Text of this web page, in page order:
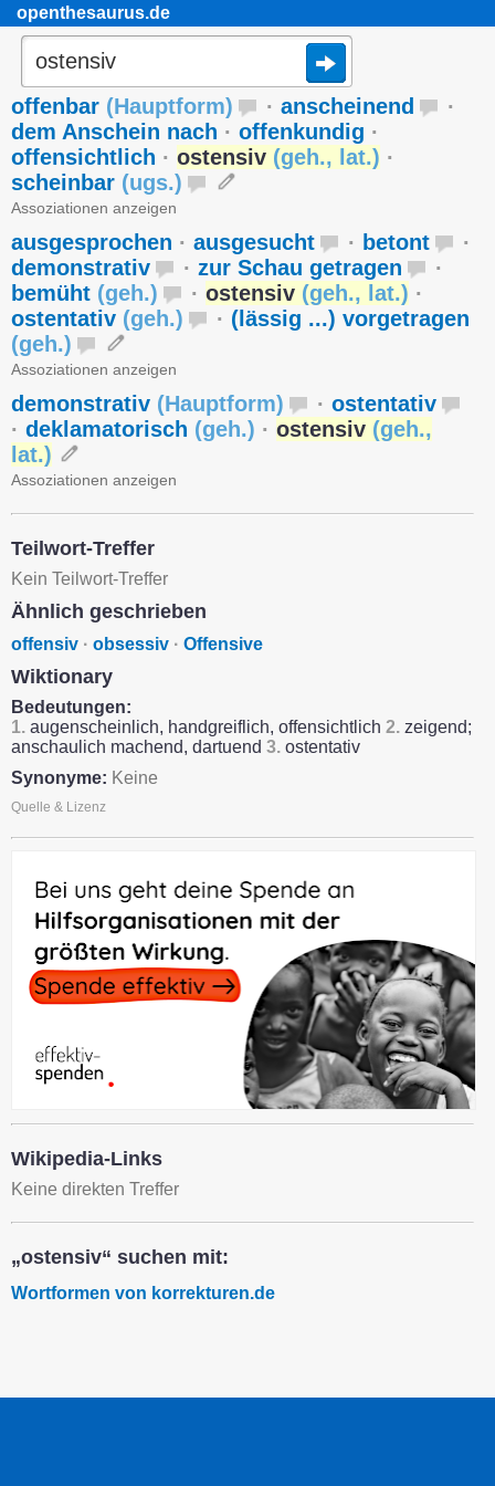
openthesaurus.de
offenbar (Hauptform) · anscheinend
·
dem Anschein nach · offenkundig ·
offensichtlich · ostensiv (geh., lat.) ·
scheinbar (ugs.)
Assoziationen anzeigen
ausgesprochen · ausgesucht · betont
·
demonstrativ
· zur Schau getragen
·
bemüht (geh.) · ostensiv (geh., lat.) ·
ostentativ (geh.) · (lässig ...) vorgetragen
(geh.)
Assoziationen anzeigen
demonstrativ (Hauptform) · ostentativ
· deklamatorisch (geh.) · ostensiv (geh.,
lat.)
Assoziationen anzeigen
Teilwort-Treffer
Kein Teilwort-Treffer
Ähnlich geschrieben
offensiv · obsessiv · Offensive
Wiktionary
Bedeutungen:
1. augenscheinlich, handgreiflich, offensichtlich 2. zeigend;
anschaulich machend, dartuend 3. ostentativ
Synonyme: Keine
Quelle & Lizenz
Wikipedia-Links
Keine direkten Treffer
„ostensiv“ suchen mit:
Wortformen von korrekturen.de